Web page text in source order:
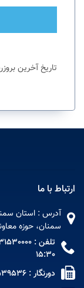
تاریخ آخرین بروزرسانی:
ارتباط با ما
آدرس : استان
سمنان، حوزه
15:30
دورنگار : 02331539536